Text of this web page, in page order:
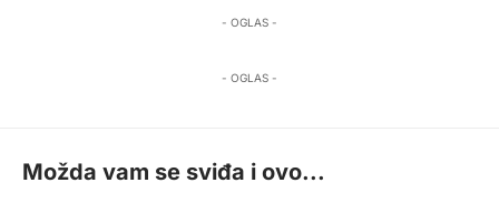
- OGLAS -
- OGLAS -
Možda vam se sviđa i ovo...